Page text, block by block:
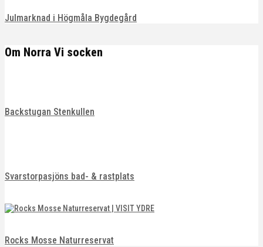
Julmarknad i Högmåla Bygdegård
Om Norra Vi socken
Backstugan Stenkullen
Svarstorpasjöns bad- & rastplats
Rocks Mosse Naturreservat